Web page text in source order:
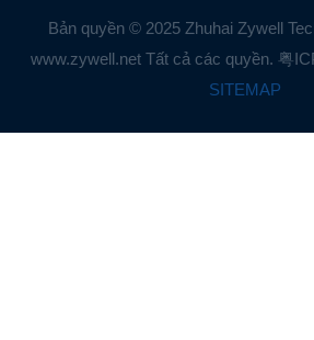
Bản quyền © 2025 Zhuhai Zywell
www.zywell.net Tất cả các quyền. 粤
SITEMAP